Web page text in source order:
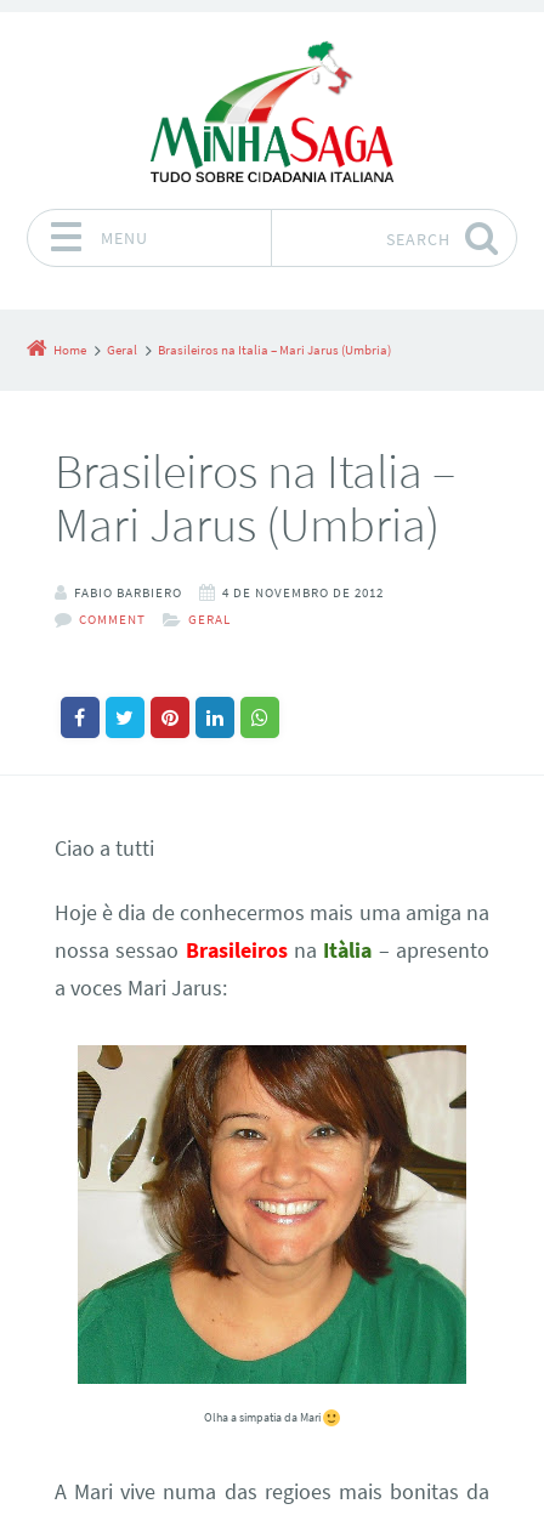
MENU SEARCH
Home Geral Brasileiros na Italia – Mari Jarus (Umbria)
Brasileiros na Italia –
Mari Jarus (Umbria)
FABIO BARBIERO
4 DE NOVEMBRO DE 2012
COMMENT
GERAL
Ciao a tutti
Hoje è dia de conhecermos mais uma amiga na
nossa sessao Brasileiros na Itàlia – apresento
a voces Mari Jarus:
Olha a simpatia da Mari
A Mari vive numa das regioes mais bonitas da